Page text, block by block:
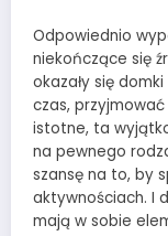
Odpowiednio
niekończące się
okazały się domki
czas,
istotne, ta
na pewnego
szansę na to, by
aktywnościach. I
mają w sobie